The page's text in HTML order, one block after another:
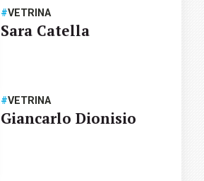
#VETRINA
Sara Catella
#VETRINA
Giancarlo Dionisio